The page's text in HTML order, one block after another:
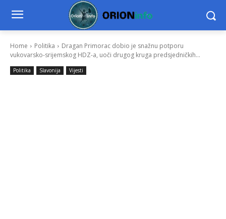
Home Politika
Dragan Primorac dobio je snažnu potporu
vukovarsko-srijemskog HDZ-a, uoči drugog kruga predsjedničkih...
Politika Slavonija Vijesti